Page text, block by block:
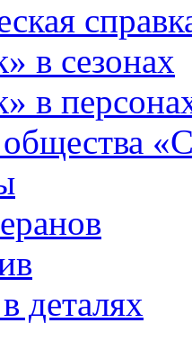
в сезонах
в
деталях